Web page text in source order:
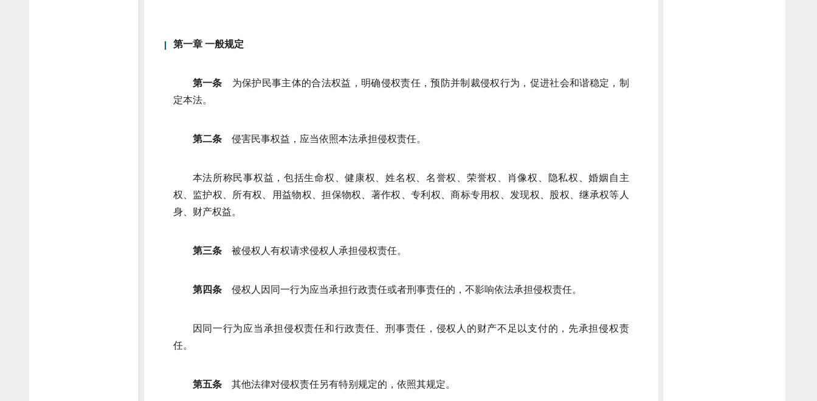
第一章 一般规定
第一条 为保护民事主体的合法权益，明确侵权责任，预防并制裁侵权行为，促进社会和谐稳定，制
定本法。
第二条 侵害民事权益，应当依照本法承担侵权责任。
本法所称民事权益，包括生命权、健康权、姓名权、名誉权、荣誉权、肖像权、隐私权、婚姻自主
权、监护权、所有权、用益物权、担保物权、著作权、专利权、商标专用权、发现权、股权、继承权等人
身、财产权益。
第三条 被侵权人有权请求侵权人承担侵权责任。
第四条 侵权人因同一行为应当承担行政责任或者刑事责任的，不影响依法承担侵权责任。
因同一行为应当承担侵权责任和行政责任、刑事责任，侵权人的财产不足以支付的，先承担侵权责
任。
第五条 其他法律对侵权责任另有特别规定的，依照其规定。